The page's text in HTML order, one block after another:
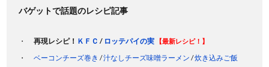
バゲットで話題のレシピ記事
再現レシピ！ ＫＦＣ / ロッテパイの実 【最新レシピ！】
ベーコンチーズ巻き /汁なしチーズ味噌ラーメン /炊き込みご飯